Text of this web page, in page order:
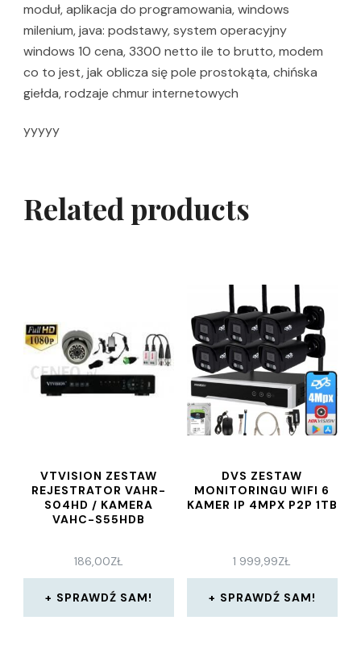
moduł, aplikacja do programowania, windows
milenium, java: podstawy, system operacyjny
windows 10 cena, 3300 netto ile to brutto, modem
co to jest, jak oblicza się pole prostokąta, chińska
giełda, rodzaje chmur internetowych
yyyyy
Related products
VTVISION ZESTAW
REJESTRATOR VAHR-
S04HD / KAMERA
VAHC-S55HDB
186,00ZŁ
SPRAWDŹ SAM!
DVS ZESTAW
MONITORINGU WIFI 6
KAMER IP 4MPX P2P 1TB
1 999,99ZŁ
SPRAWDŹ SAM!